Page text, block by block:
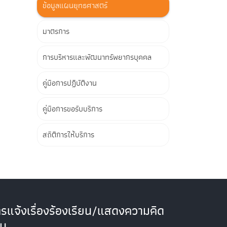
ข้อมูลแผนยุทธศาสตร์
มาตรการ
การบริหารและพัฒนาทรัพยากรบุคคล
คู่มือการปฏิบัติงาน
คู่มือการขอรับบริการ
สถิติการให้บริการ
แจ้งเรื่องร้องเรียน/แสดงความคิด